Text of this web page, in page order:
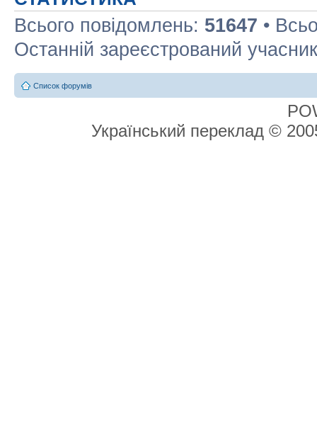
Всього повідомлень: 51647 •
Останній зареєстрований
Список форумів
Український переклад ©